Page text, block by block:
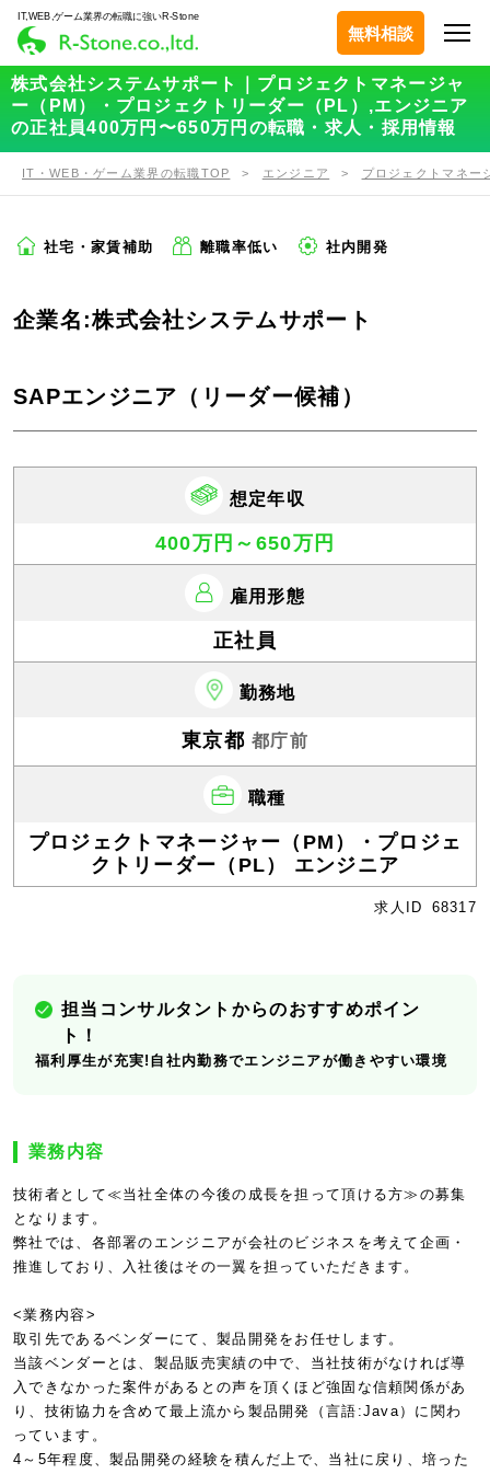
IT,WEB,ゲーム業界の転職に強いR-Stone
無料相談
株式会社システムサポート｜プロジェクトマネージャ
ー（PM）・プロジェクトリーダー（PL）,エンジニア
の正社員400万円〜650万円の転職・求人・採用情報
IT・WEB・ゲーム業界の転職TOP エンジニア プロジェクトマネー
社宅・家賃補助 離職率低い 社内開発
企業名:株式会社システムサポート
SAPエンジニア（リーダー候補）
想定年収
400万円～650万円
雇用形態
正社員
勤務地
東京都都庁前
職種
プロジェクトマネージャー（PM）・プロジェ
クトリーダー（PL） エンジニア
求人ID 68317
担当コンサルタントからのおすすめポイン
ト！
福利厚生が充実!自社内勤務でエンジニアが働きやすい環境
業務内容
技術者として≪当社全体の今後の成長を担って頂ける方≫の募集
となります。
弊社では、各部署のエンジニアが会社のビジネスを考えて企画・
推進しており、入社後はその一翼を担っていただきます。
<業務内容>
取引先であるベンダーにて、製品開発をお任せします。
当該ベンダーとは、製品販売実績の中で、当社技術がなければ導
入できなかった案件があるとの声を頂くほど強固な信頼関係があ
り、技術協力を含めて最上流から製品開発（言語:Java）に関わ
っています。
4～5年程度、製品開発の経験を積んだ上で、当社に戻り、培った